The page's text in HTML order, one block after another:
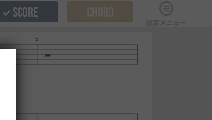
SCORE CHORD